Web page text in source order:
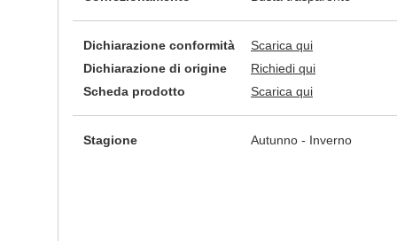
Dichiarazione conformità
Scarica qui
Dichiarazione di origine
Richiedi qui
Scheda prodotto
Scarica qui
Stagione Autunno - Inverno